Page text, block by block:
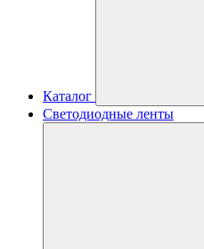
Каталог
Светодиодные ленты